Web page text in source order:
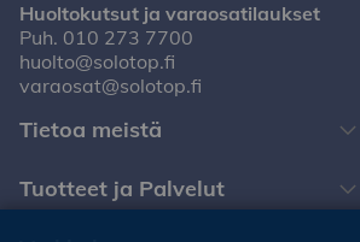
Huoltokutsut ja varaosatilaukset
Puh. 010 273 7700
huolto@solotop.fi
varaosat@solotop.fi
Tietoa meistä
Tuotteet ja Palvelut